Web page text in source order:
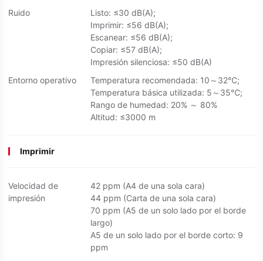
Ruido
Listo: ≤30 dB(A);
Imprimir: ≤56 dB(A);
Escanear: ≤56 dB(A);
Copiar: ≤57 dB(A);
Impresión silenciosa: ≤50 dB(A)
Entorno operativo
Temperatura recomendada: 10～32℃;
Temperatura básica utilizada: 5～35℃;
Rango de humedad: 20% ～ 80%
Altitud: ≤3000 m
Imprimir
Velocidad de
impresión
42 ppm (A4 de una sola cara)
44 ppm (Carta de una sola cara)
70 ppm (A5 de un solo lado por el borde
largo)
A5 de un solo lado por el borde corto: 9
ppm